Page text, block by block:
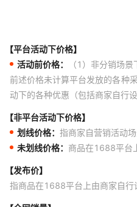
【平台活动下价格】
活动前价格：
（1）非分销场
前述价格未计算平台发放的各种
动下的各种优惠（包括商家自行
【非平台活动下价格】
划线价格： 指商家自营销活动
未划线价格： 商品在1688平台
【发布价】
指商品在1688平台上由商家自行